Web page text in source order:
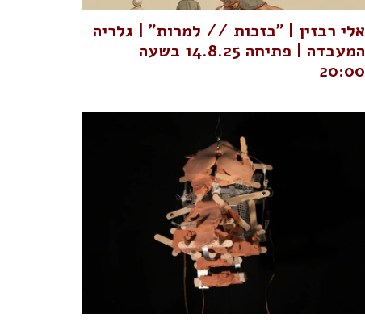
אלי רבזין | "בזכות // למרות" | גלריה
המעבדה | פתיחה 14.8.25 בשעה
20:00